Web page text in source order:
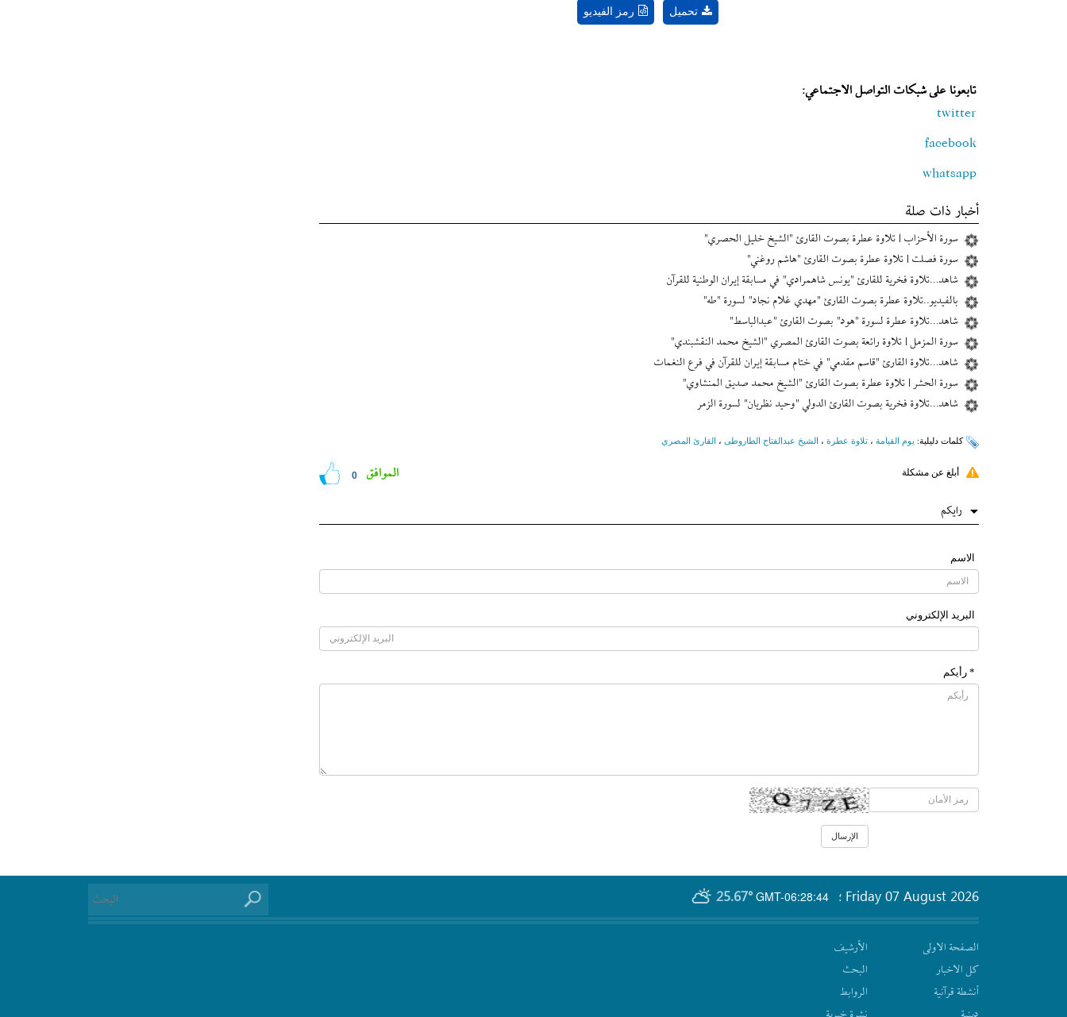
رمز الفيديو تحميل
تابعونا على شبكات التواصل الاجتماعي:
twitter
facebook
whatsapp
أخبار ذات صلة
سورة الأحزاب | تلاوة عطرة بصوت القارئ "الشيخ خليل الحصري"
سورة فصلت | تلاوة عطرة بصوت القارئ "هاشم روغني"
شاهد...تلاوة فخرية للقارئ "يونس شاهمرادي" في مسابقة إیران الوطنية للقرآن
بالفيديو..تلاوة عطرة بصوت القارئ "مهدي غلام نجاد" لسورة "طه"
شاهد...تلاوة عطرة لسورة "هود" بصوت القارئ "عبدالباسط"
سورة المزمل | تلاوة رائعة بصوت القارئ المصري "الشيخ محمد النقشبندي"
شاهد...تلاوة القارئ "قاسم مقدمي" في ختام مسابقة إیران للقرآن في فرع النغمات
سورة الحشر | تلاوة عطرة بصوت القارئ "الشيخ محمد صديق المنشاوي"
شاهد...تلاوة فخرية بصوت القارئ الدولي "وحيد نظريان" لسورة الزمر
کلمات دلیلیة: يوم القيامة ، تلاوة عطرة ، الشیخ عبدالفتاح الطاروطی ، القارئ المصري
أبلغ عن مشكلة 0 الموافق
رایکم
الاسم
البرید الإلکتروني
* رأیکم
GMT-06:28:44
25.67° Friday 07 August 2026 ؛
الصفحة الاولى
كل الاخبار
أنشطة قرآنیة
الأرشیف
البحث
الروابط